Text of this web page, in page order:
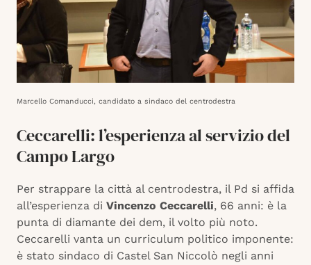
Marcello Comanducci, candidato a sindaco del centrodestra
Ceccarelli: l’esperienza al servizio del
Campo Largo
Per strappare la città al centrodestra, il Pd si affida
all’esperienza di Vincenzo Ceccarelli, 66 anni: è la
punta di diamante dei dem, il volto più noto.
Ceccarelli vanta un curriculum politico imponente:
è stato sindaco di Castel San Niccolò negli anni